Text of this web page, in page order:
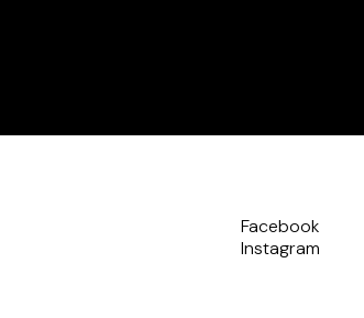
Facebook
Instagram